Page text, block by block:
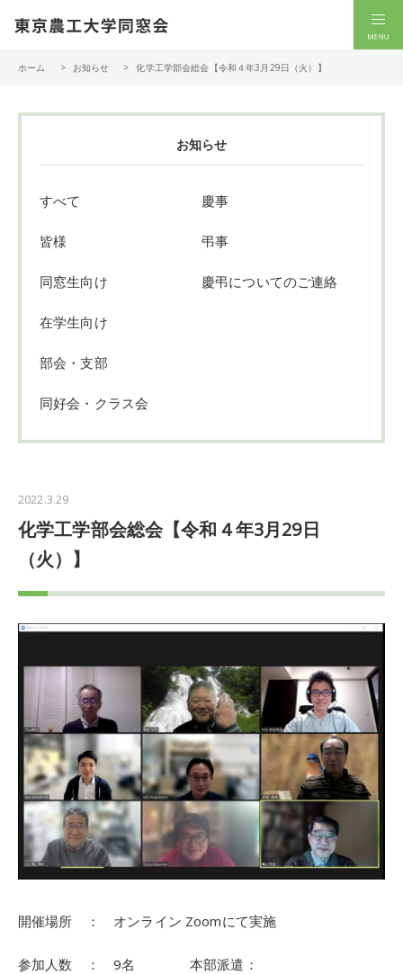
ホーム お知らせ 化学工学部会総会【令和４年3月29日（火）】
お知らせ
すべて
皆様
同窓生向け
在学生向け
部会・支部
同好会・クラス会
慶事
弔事
慶弔についてのご連絡
2022.3.29
化学工学部会総会【令和４年3月29日
（火）】
開催場所 ： オンライン Zoomにて実施
参加人数 ： 9名 本部派遣：